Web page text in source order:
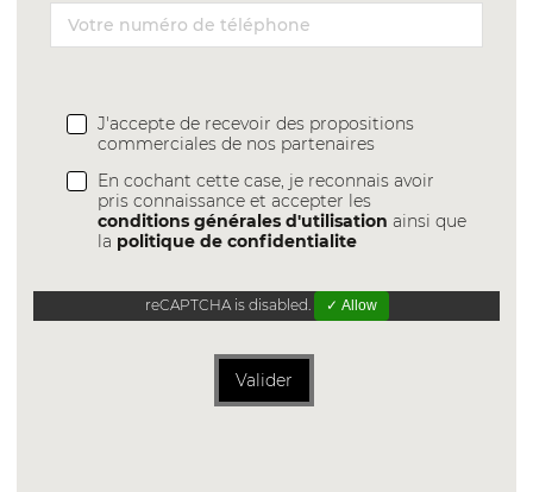
J'accepte de recevoir des propositions
commerciales de nos partenaires
En cochant cette case, je reconnais avoir
pris connaissance et accepter les
conditions générales d'utilisation ainsi que
la politique de confidentialite
reCAPTCHA is disabled. ✓ Allow
Valider